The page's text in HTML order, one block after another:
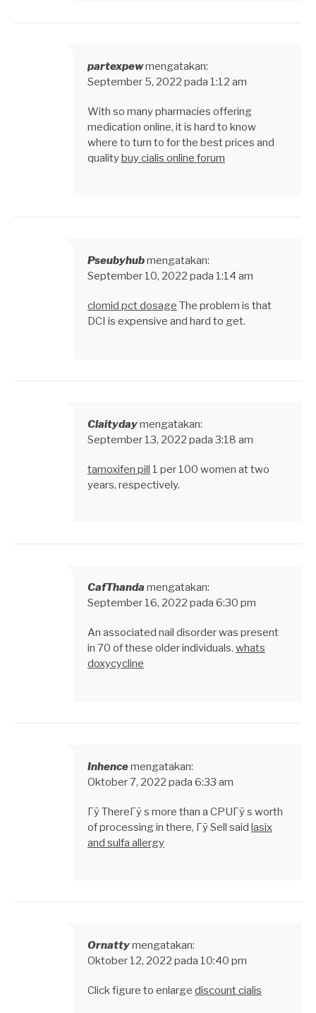
partexpewmengatakan:
September 5, 2022 pada 1:12 am
With so many pharmacies offering
medication online, it is hard to know
where to turn to for the best prices and
qualitybuy cialis online forum
Pseubyhubmengatakan:
September 10, 2022 pada 1:14 am
clomid pct dosage The problem is that
DCI is expensive and hard to get.
Claitydaymengatakan:
September 13, 2022 pada 3:18 am
tamoxifen pill 1 per 100 women at two
years, respectively.
CafThanda mengatakan:
September 16, 2022 pada 6:30 pm
An associated nail disorder was present
in 70 of these older individuals. whats
doxycycline
Inhencemengatakan:
Oktober 7, 2022 pada 6:33 am
Гў ThereГў s more than a CPUГў s worth
of processing in there, Гў Sell said lasix
and sulfa allergy
Ornattymengatakan:
Oktober 12, 2022 pada 10:40 pm
Click figure to enlarge discount cialis